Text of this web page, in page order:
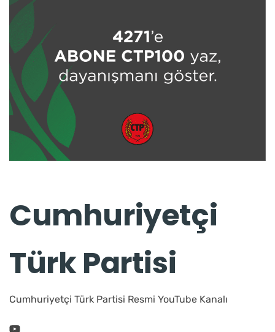
Cumhuriyetçi
Türk Partisi
Cumhuriyetçi Türk Partisi Resmi YouTube Kanalı